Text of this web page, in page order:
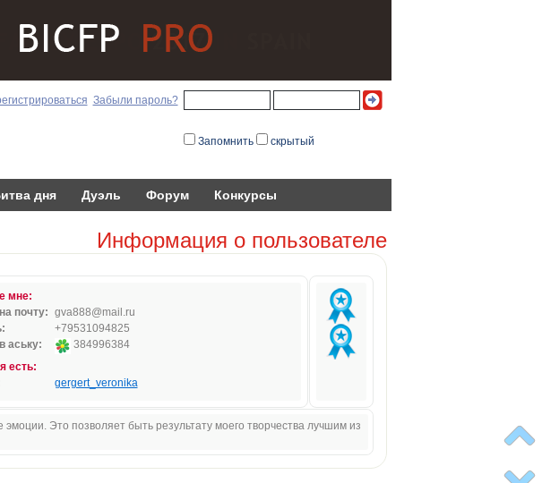
Забыли пароль?
Запомнить скрытый
дня Дуэль Форум Конкурсы
Информация о пользователе
мне:
почту: gva888@mail.ru
+79531094825
аську:
384996384
есть:
gergert_veronika
Это позволяет быть результату моего творчества лучшим из